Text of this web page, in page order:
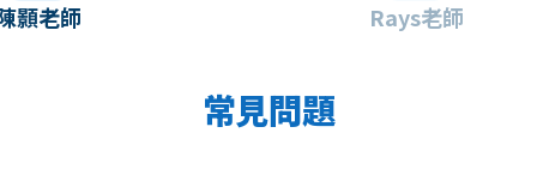
顥老師 Rays老師
常見問題